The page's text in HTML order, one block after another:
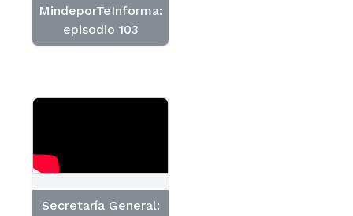
MindeporTeInforma:
episodio 103
Secretaría General: